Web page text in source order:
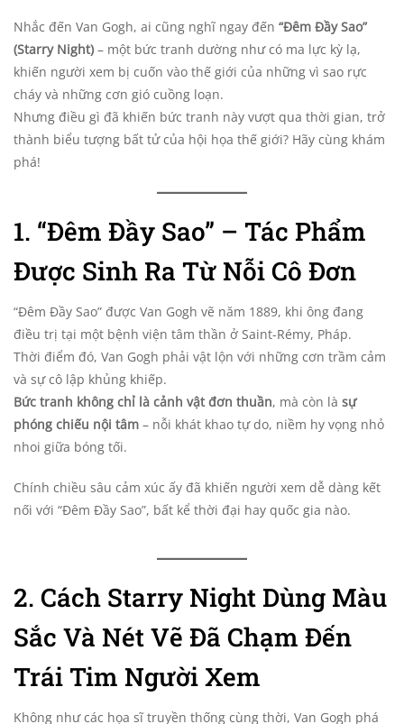
Nhắc đến Van Gogh, ai cũng nghĩ ngay đến “Đêm Đầy Sao”
(Starry Night) – một bức tranh dường như có ma lực kỳ lạ,
khiến người xem bị cuốn vào thế giới của những vì sao rực
cháy và những cơn gió cuồng loạn.
Nhưng điều gì đã khiến bức tranh này vượt qua thời gian, trở
thành biểu tượng bất tử của hội họa thế giới? Hãy cùng khám
phá!
1. “Đêm Đầy Sao” – Tác Phẩm
Được Sinh Ra Từ Nỗi Cô Đơn
“Đêm Đầy Sao” được Van Gogh vẽ năm 1889, khi ông đang
điều trị tại một bệnh viện tâm thần ở Saint-Rémy, Pháp.
Thời điểm đó, Van Gogh phải vật lộn với những cơn trầm cảm
và sự cô lập khủng khiếp.
Bức tranh không chỉ là cảnh vật đơn thuần, mà còn là sự
phóng chiếu nội tâm – nỗi khát khao tự do, niềm hy vọng nhỏ
nhoi giữa bóng tối.
Chính chiều sâu cảm xúc ấy đã khiến người xem dễ dàng kết
nối với “Đêm Đầy Sao”, bất kể thời đại hay quốc gia nào.
2. Cách Starry Night Dùng Màu
Sắc Và Nét Vẽ Đã Chạm Đến
Trái Tim Người Xem
Không như các họa sĩ truyền thống cùng thời, Van Gogh phá